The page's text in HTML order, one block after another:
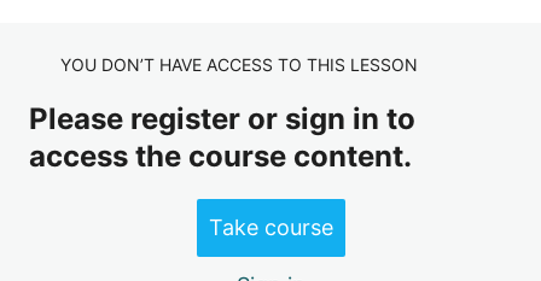
toán, mục tiêu & phạm vi kiểm toán
#5. Báo cáo kiểm toán mẫu
YOU DON’T HAVE ACCESS TO THIS LESSON
Please register or sign in to
access the course content.
Take course